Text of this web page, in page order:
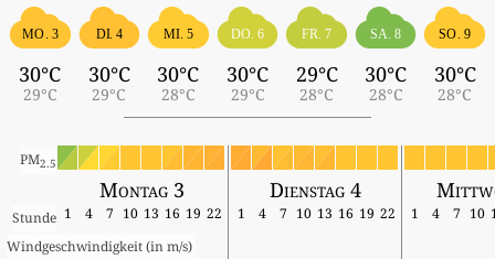
MO. 3
30°C
29°C
DI. 4
30°C
29°C
MI. 5
30°C
28°C
DO. 6
30°C
29°C
FR. 7
29°C
28°C
SA. 8
30°C
28°C
SO. 9
30°C
28°C
PM2.5
Montag 3 Dienstag 4
Stunde 1 4 7 10 13 16 19 22 1 4 7 10 13 16 19 22 1 4 7 10
Windgeschwindigkeit (in m/s)